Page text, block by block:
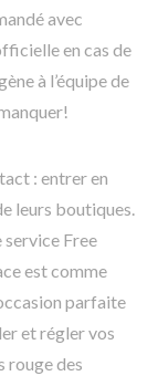
avec
en cas de
à l’équipe de
: entrer en
leurs boutiques.
service Free
est comme
parfaite
et régler vos
rouge des